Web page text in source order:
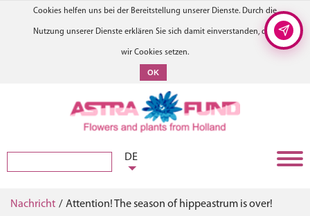
Cookies helfen uns bei der Bereitstellung unserer Dienste. Durch die
Nutzung unserer Dienste erklären Sie sich damit einverstanden, dass
wir Cookies setzen.
OK
DE
Nachricht / Attention! The season of hippeastrum is over!